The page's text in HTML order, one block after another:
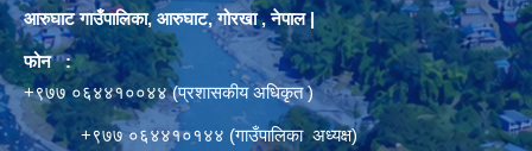
आरुघाट गाउँपालिका, आरुघाट, गोरखा , नेपाल |
फोन :
+९७७ ०६४४१००४४ (प्रशासकीय अधिकृत )
+९७७ ०६४४१०१४४ (गाउँपालिका अध्यक्ष)